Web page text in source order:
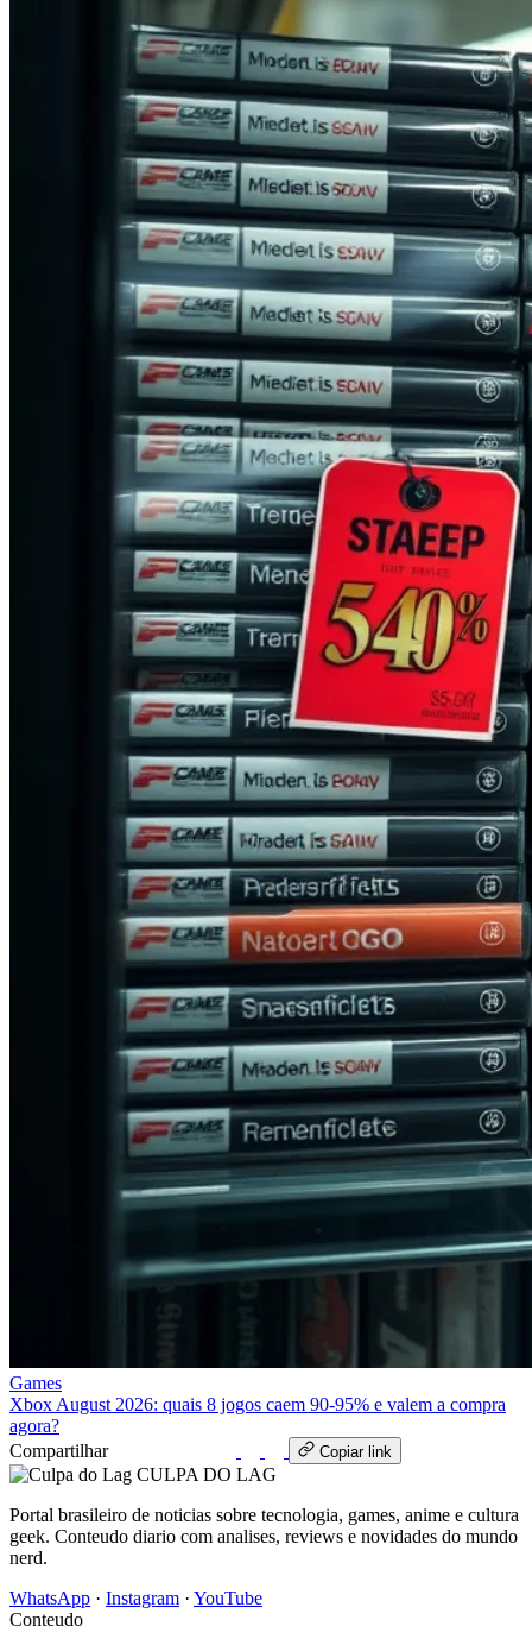
Games
Xbox August 2026: quais 8 jogos caem 90‑95% e valem a compra
agora?
Compartilhar
Copiar link
CULPA DO LAG
Portal brasileiro de noticias sobre tecnologia, games, anime e cultura
geek. Conteudo diario com analises, reviews e novidades do mundo
nerd.
WhatsApp · Instagram · YouTube
Conteudo